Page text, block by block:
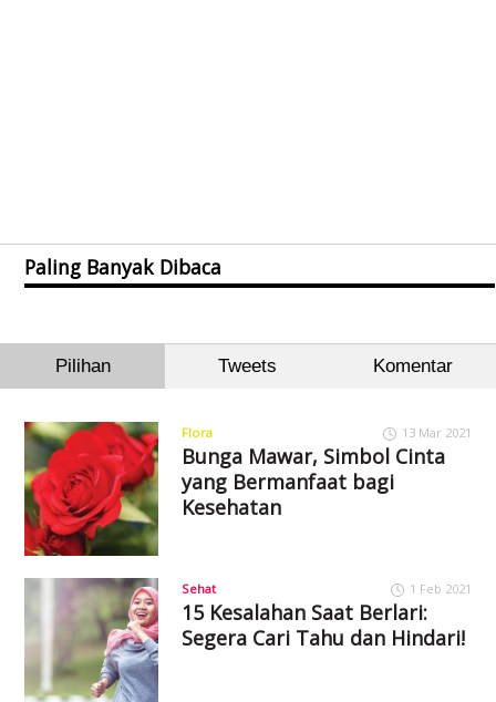
Paling Banyak Dibaca
Pilihan Tweets Komentar
Flora 13 Mar 2021
Bunga Mawar, Simbol Cinta
yang Bermanfaat bagi
Kesehatan
Sehat 1 Feb 2021
15 Kesalahan Saat Berlari:
Segera Cari Tahu dan Hindari!